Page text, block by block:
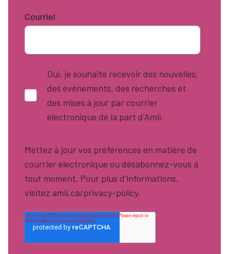
Courriel *
Oui, je souhaite recevoir des nouvelles,
des événements, des recherches et
des mises à jour par courrier
électronique de la part d'Amii. *
Mettez à jour vos préférences en matière de
courrier électronique ou désabonnez-vous à
tout moment. Pour plus d'informations,
visitez amii.ca/privacy-policy.